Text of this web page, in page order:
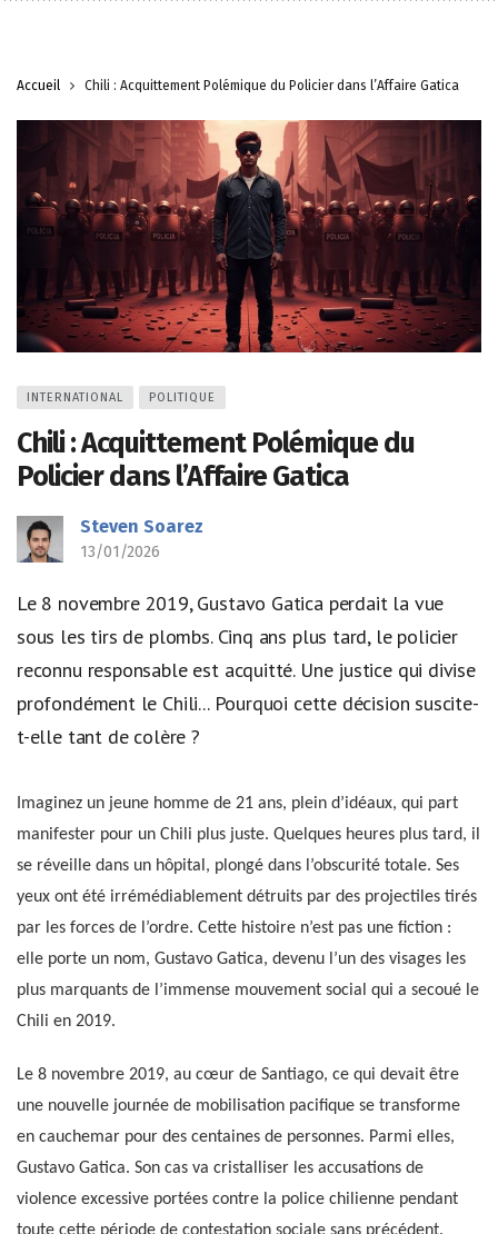
Accueil Chili : Acquittement Polémique du Policier dans l’Affaire Gatica
INTERNATIONAL POLITIQUE
Chili : Acquittement Polémique du
Policier dans l’Affaire Gatica
Steven Soarez
13/01/2026
Le 8 novembre 2019, Gustavo Gatica perdait la vue
sous les tirs de plombs. Cinq ans plus tard, le policier
reconnu responsable est acquitté. Une justice qui divise
profondément le Chili... Pourquoi cette décision suscite-
t-elle tant de colère ?
Imaginez un jeune homme de 21 ans, plein d’idéaux, qui part
manifester pour un Chili plus juste. Quelques heures plus tard, il
se réveille dans un hôpital, plongé dans l’obscurité totale. Ses
yeux ont été irrémédiablement détruits par des projectiles tirés
par les forces de l’ordre. Cette histoire n’est pas une fiction :
elle porte un nom, Gustavo Gatica, devenu l’un des visages les
plus marquants de l’immense mouvement social qui a secoué le
Chili en 2019.
Le 8 novembre 2019, au cœur de Santiago, ce qui devait être
une nouvelle journée de mobilisation pacifique se transforme
en cauchemar pour des centaines de personnes. Parmi elles,
Gustavo Gatica. Son cas va cristalliser les accusations de
violence excessive portées contre la police chilienne pendant